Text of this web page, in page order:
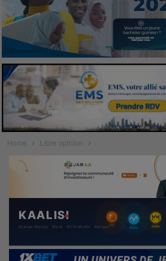
Home Libre opinion